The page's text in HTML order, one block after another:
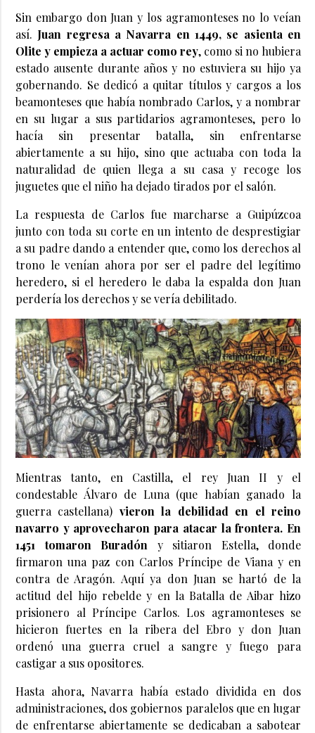
Sin embargo don Juan y los agramonteses no lo veían
así. Juan regresa a Navarra en 1449, se asienta en
Olite y empieza a actuar como rey, como si no hubiera
estado ausente durante años y no estuviera su hijo ya
gobernando. Se dedicó a quitar títulos y cargos a los
beamonteses que había nombrado Carlos, y a nombrar
en su lugar a sus partidarios agramonteses, pero lo
hacía sin presentar batalla, sin enfrentarse
abiertamente a su hijo, sino que actuaba con toda la
naturalidad de quien llega a su casa y recoge los
juguetes que el niño ha dejado tirados por el salón.
La respuesta de Carlos fue marcharse a Guipúzcoa
junto con toda su corte en un intento de desprestigiar
a su padre dando a entender que, como los derechos al
trono le venían ahora por ser el padre del legítimo
heredero, si el heredero le daba la espalda don Juan
perdería los derechos y se vería debilitado.
Mientras tanto, en Castilla, el rey Juan II y el
condestable Álvaro de Luna (que habían ganado la
guerra castellana) vieron la debilidad en el reino
navarro y aprovecharon para atacar la frontera. En
1451 tomaron Buradón y sitiaron Estella, donde
firmaron una paz con Carlos Príncipe de Viana y en
contra de Aragón. Aquí ya don Juan se hartó de la
actitud del hijo rebelde y en la Batalla de Aibar hizo
prisionero al Príncipe Carlos. Los agramonteses se
hicieron fuertes en la ribera del Ebro y don Juan
ordenó una guerra cruel a sangre y fuego para
castigar a sus opositores.
Hasta ahora, Navarra había estado dividida en dos
administraciones, dos gobiernos paralelos que en lugar
de enfrentarse abiertamente se dedicaban a sabotear